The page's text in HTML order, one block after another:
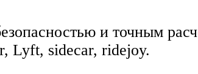
и точным
Lyft, sidecar, ridejoy.